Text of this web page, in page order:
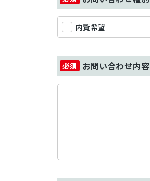
内覧希望
お問い合わせ内容